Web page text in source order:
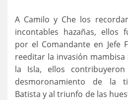
A Camilo y Che los
incontables hazañas, ellos
por el Comandante en Jefe
reeditar la invasión
la Isla, ellos
desmoronamiento de la
Batista y al triunfo de las